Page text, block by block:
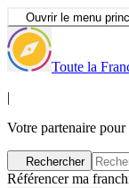
Ouvrir le menu
Toute la
|
Votre partenaire
Rechercher
Référencer ma